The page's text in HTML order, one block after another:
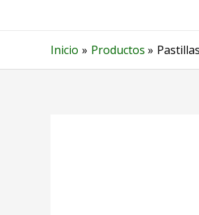
Inicio Productos